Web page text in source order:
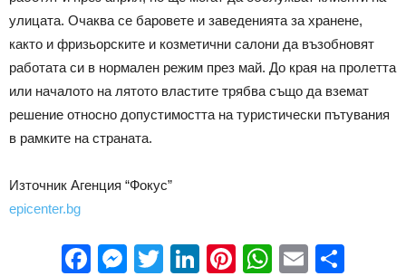
улицата. Очаква се баровете и заведенията за хранене,
както и фризьорските и козметични салони да възобновят
работата си в нормален режим през май. До края на пролетта
или началото на лятото властите трябва също да вземат
решение относно допустимостта на туристически пътувания
в рамките на страната.
Източник Агенция “Фокус”
epicenter.bg
Facebook
Messenger
Twitter
LinkedIn
Pinterest
WhatsApp
Email